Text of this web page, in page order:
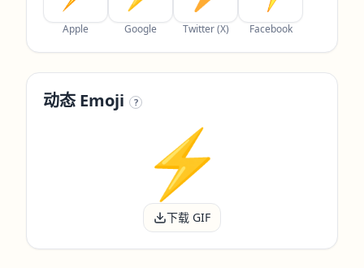
Apple Google Twitter (X) Facebook
动态 Emoji ?
下载 GIF